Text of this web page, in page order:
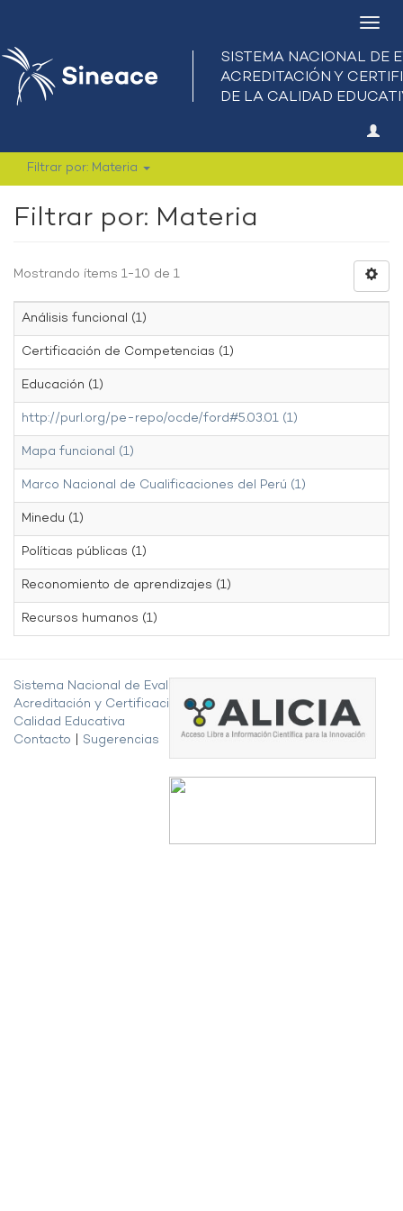
Filtrar por: Materia
Filtrar por: Materia
Mostrando ítems 1-10 de 1
Análisis funcional (1)
Certificación de Competencias (1)
Educación (1)
http://purl.org/pe-repo/ocde/ford#5.03.01 (1)
Mapa funcional (1)
Marco Nacional de Cualificaciones del Perú (1)
Minedu (1)
Políticas públicas (1)
Reconomiento de aprendizajes (1)
Recursos humanos (1)
Sistema Nacional de Evaluación,
Acreditación y Certificación de la
Calidad Educativa
Contacto
Sugerencias